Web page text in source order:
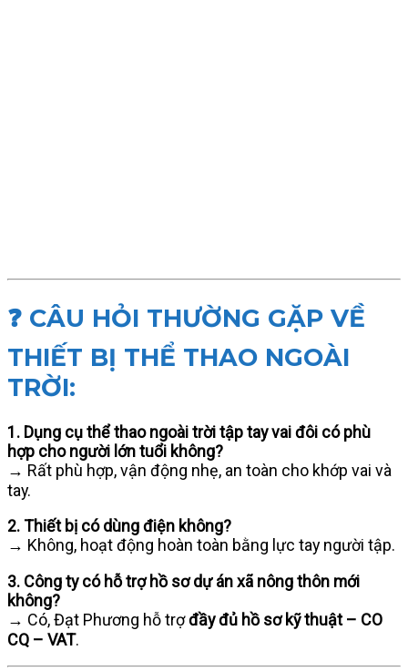
❓ CÂU HỎI THƯỜNG GẶP VỀ
THIẾT BỊ THỂ THAO NGOÀI
TRỜI:
1. Dụng cụ thể thao ngoài trời tập tay vai đôi có phù
hợp cho người lớn tuổi không?
→ Rất phù hợp, vận động nhẹ, an toàn cho khớp vai và
tay.
2. Thiết bị có dùng điện không?
→ Không, hoạt động hoàn toàn bằng lực tay người tập.
3. Công ty có hỗ trợ hồ sơ dự án xã nông thôn mới
không?
→ Có, Đạt Phương hỗ trợđầy đủ hồ sơ kỹ thuật – CO
CQ – VAT.